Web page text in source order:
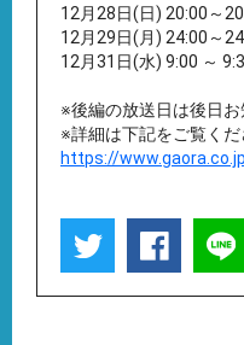
12月28日(日) 20:00～
12月29日(月) 24:00～
12月31日(水) 9:00 ～
※後編の放送日は後日お
※詳細は下記をご覧くだ
https://